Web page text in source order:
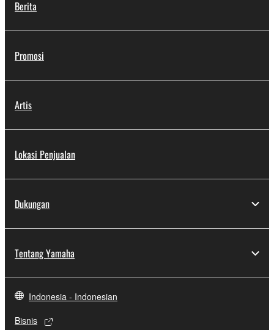
Berita
Promosi
Artis
Lokasi Penjualan
Dukungan
Tentang Yamaha
Indonesia - Indonesian
Bisnis